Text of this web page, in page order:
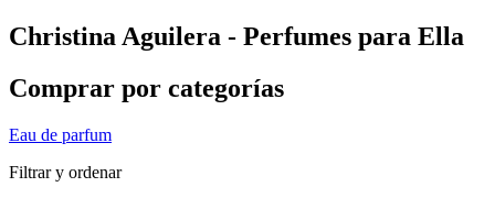
Christina Aguilera - Perfumes para Ella
Comprar por categorías
Eau de parfum
Filtrar y ordenar